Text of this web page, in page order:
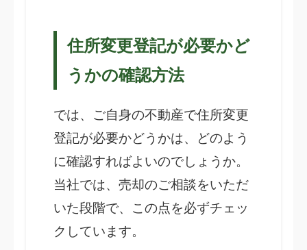
住所変更登記が必要かど
うかの確認方法
では、ご自身の不動産で住所変更
登記が必要かどうかは、どのよう
に確認すればよいのでしょうか。
当社では、売却のご相談をいただ
いた段階で、この点を必ずチェッ
クしています。